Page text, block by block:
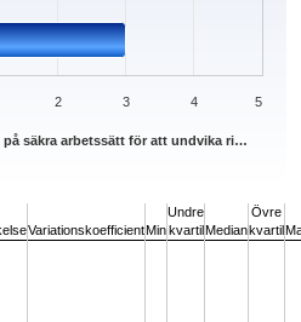
på säkra arbetssätt för att undvika ri…
2 3 4 5
VariationskoefficientMin
Undre
kvartilMedian
Övre
kvartil